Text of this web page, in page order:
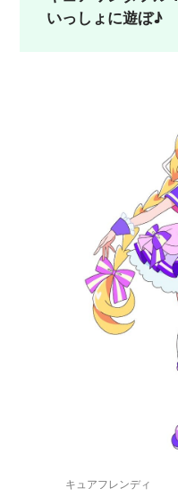
いっしょに遊ぼ♪
キュアフレンディ